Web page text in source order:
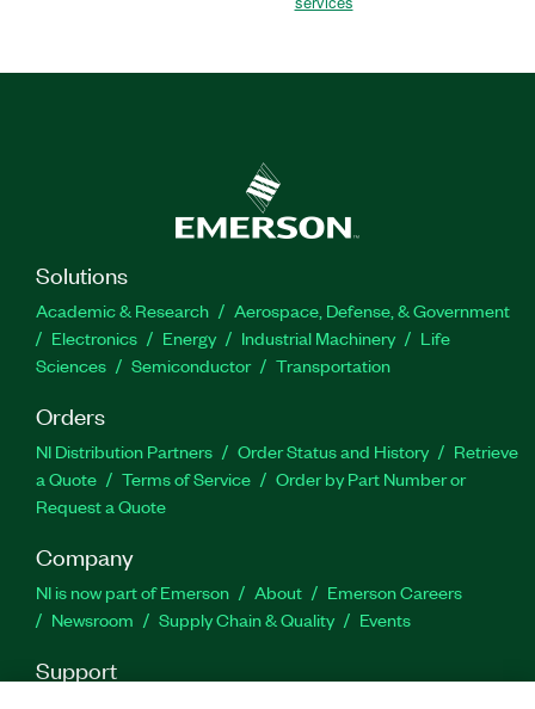
Solutions
Academic & Research
Aerospace, Defense, & Government
Electronics
Energy Industrial Machinery
Life
Sciences
Semiconductor Transportation
Orders
NI Distribution Partners Order Status and History
Retrieve
a Quote
Terms of Service
Order by Part Number or
Request a Quote
Company
NI is now part of Emerson About
Emerson Careers
Newsroom
Supply Chain & Quality Events
Support